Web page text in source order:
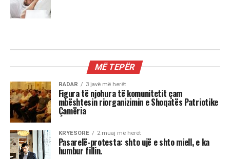
3 shenjat më xheloze të horoskopit